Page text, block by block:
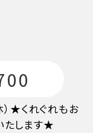
）★くれぐれもお
たします★